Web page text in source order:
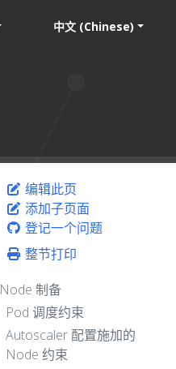
中文 (Chinese)
编辑此页
添加子页面
登记一个问题
整节打印
Node 制备
Pod 调度约束
Autoscaler 配置施加的
Node 约束